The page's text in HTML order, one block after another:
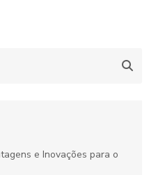
e Inovações para o